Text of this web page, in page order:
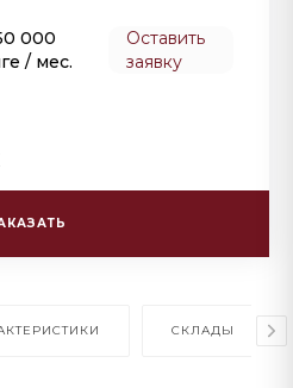
000
/ мес.
Оставить
заявку
СКЛАДЫ